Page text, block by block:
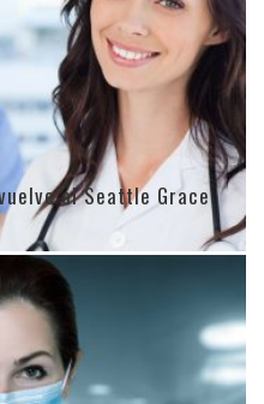
al Seattle Grace